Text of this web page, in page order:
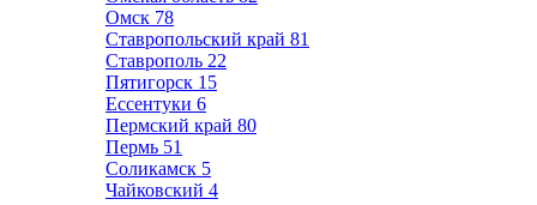
Омск 78
Ставропольский край 81
Ставрополь 22
Пятигорск 15
Ессентуки 6
Пермский край 80
Пермь 51
Соликамск 5
Чайковский 4